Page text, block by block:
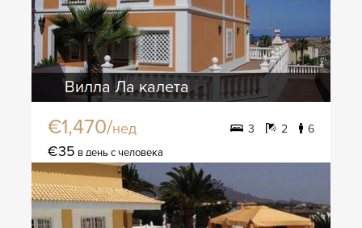
Вилла Ла калета
€1,470/нед 3 2 6
€35 в день с человека